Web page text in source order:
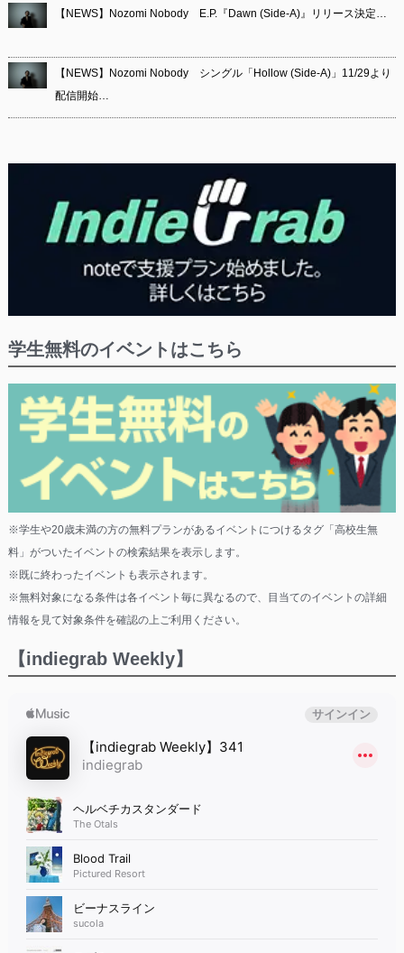
【NEWS】Nozomi Nobody E.P.『Dawn (Side-A)』リリース決定…
【NEWS】Nozomi Nobody シングル「Hollow (Side-A)」11/29より
配信開始…
学生無料のイベントはこちら
※学生や20歳未満の方の無料プランがあるイベントにつけるタグ「高校生無
料」がついたイベントの検索結果を表示します。
※既に終わったイベントも表示されます。
※無料対象になる条件は各イベント毎に異なるので、目当てのイベントの詳細
情報を見て対象条件を確認の上ご利用ください。
【indiegrab Weekly】